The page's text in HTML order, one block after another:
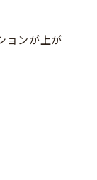
ョンが上が